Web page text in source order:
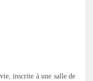
inscrite à une salle de